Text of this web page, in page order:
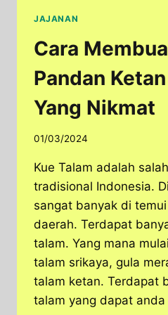
JAJANAN
Cara
Pandan
Yang Nikmat
01/03/2024
Kue Talam adalah
tradisional Indonesia.
sangat banyak di
daerah. Terdapat
talam. Yang mana
talam srikaya, gula
talam ketan. Terdapat
talam yang dapat